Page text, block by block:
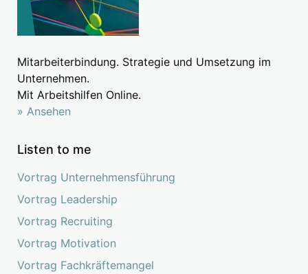
Mitarbeiterbindung. Strategie und Umsetzung im
Unternehmen.
Mit Arbeitshilfen Online.
» Ansehen
Listen to me
Vortrag Unternehmensführung
Vortrag Leadership
Vortrag Recruiting
Vortrag Motivation
Vortrag Fachkräftemangel